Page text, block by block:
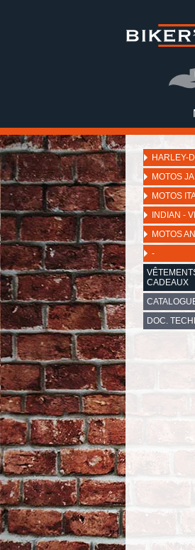
HARLEY-
MOTOS
MOTOS
INDIAN -
MOTOS
-
CADEAUX
DOC.